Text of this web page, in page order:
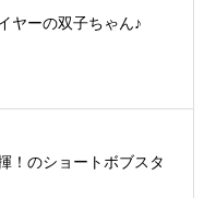
ヤーの双子ちゃん♪
！のショートボブスタ